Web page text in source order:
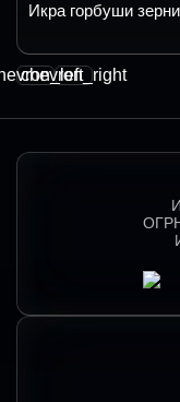
Икра горбуши
chevron_right